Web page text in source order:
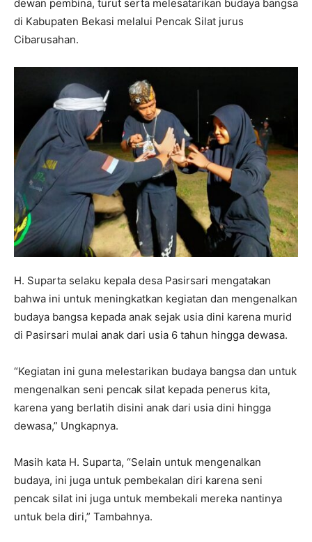
dewan pembina, turut serta melesatarikan budaya bangsa
di Kabupaten Bekasi melalui Pencak Silat jurus
Cibarusahan.
H. Suparta selaku kepala desa Pasirsari mengatakan
bahwa ini untuk meningkatkan kegiatan dan mengenalkan
budaya bangsa kepada anak sejak usia dini karena murid
di Pasirsari mulai anak dari usia 6 tahun hingga dewasa.
“Kegiatan ini guna melestarikan budaya bangsa dan untuk
mengenalkan seni pencak silat kepada penerus kita,
karena yang berlatih disini anak dari usia dini hingga
dewasa,” Ungkapnya.
Masih kata H. Suparta, “Selain untuk mengenalkan
budaya, ini juga untuk pembekalan diri karena seni
pencak silat ini juga untuk membekali mereka nantinya
untuk bela diri,” Tambahnya.